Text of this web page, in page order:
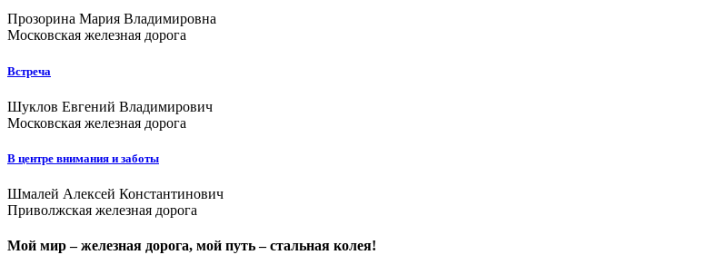
Прозорина Мария Владимировна
Московская железная дорога
Встреча
Шуклов Евгений Владимирович
Московская железная дорога
В центре внимания и заботы
Шмалей Алексей Константинович
Приволжская железная дорога
Мой мир – железная дорога, мой путь – стальная колея!